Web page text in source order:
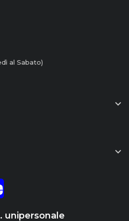
al Sabato)


unipersonale